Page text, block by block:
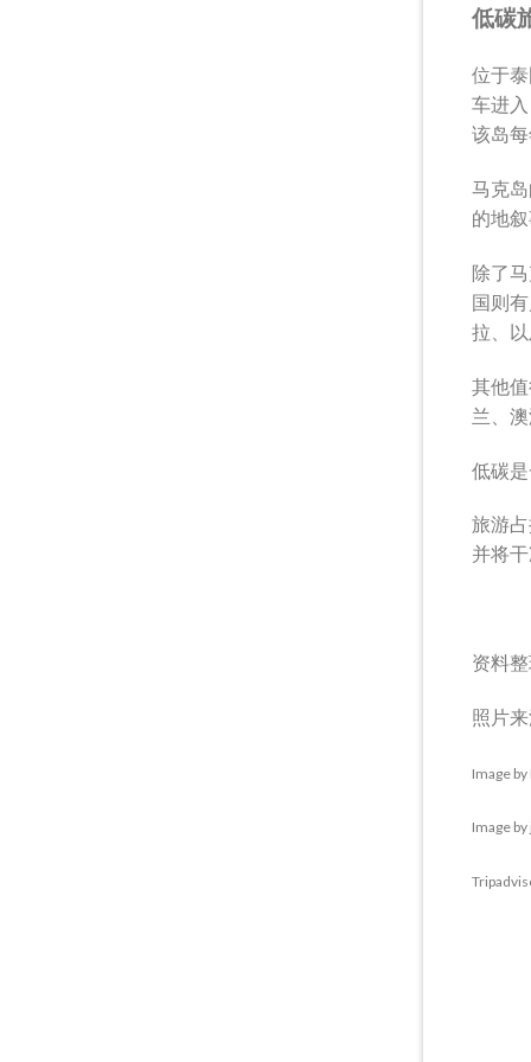
低碳
位于
车进
该岛
马克
的地
除了
国则
拉、
其他
兰、
低碳
旅游
并将
资料
照片
Image
Image